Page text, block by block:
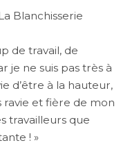
Blanchisserie
de travail, de
je ne suis pas très à
d’être à la hauteur,
ravie et fière de mon
travailleurs que
! »